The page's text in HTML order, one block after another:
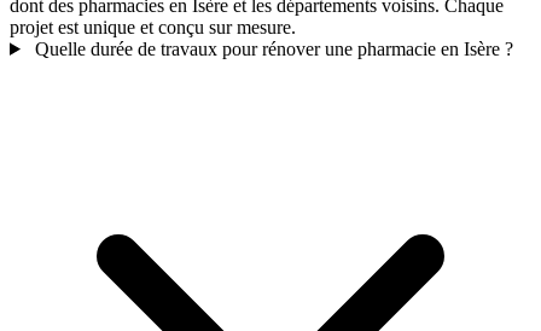
dont des pharmacies en Isère et les départements voisins. Chaque
projet est unique et conçu sur mesure.
Quelle durée de travaux pour rénover une pharmacie en Isère ?